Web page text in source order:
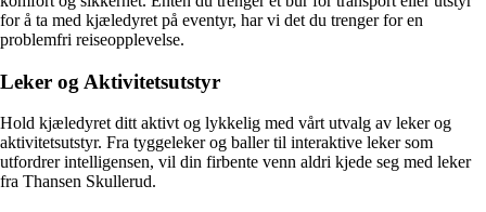
for å ta med kjæledyret på eventyr, har vi det du trenger for en
problemfri reiseopplevelse.
Leker og Aktivitetsutstyr
Hold kjæledyret ditt aktivt og lykkelig med vårt utvalg av leker og
aktivitetsutstyr. Fra tyggeleker og baller til interaktive leker som
utfordrer intelligensen, vil din firbente venn aldri kjede seg med leker
fra Thansen Skullerud.